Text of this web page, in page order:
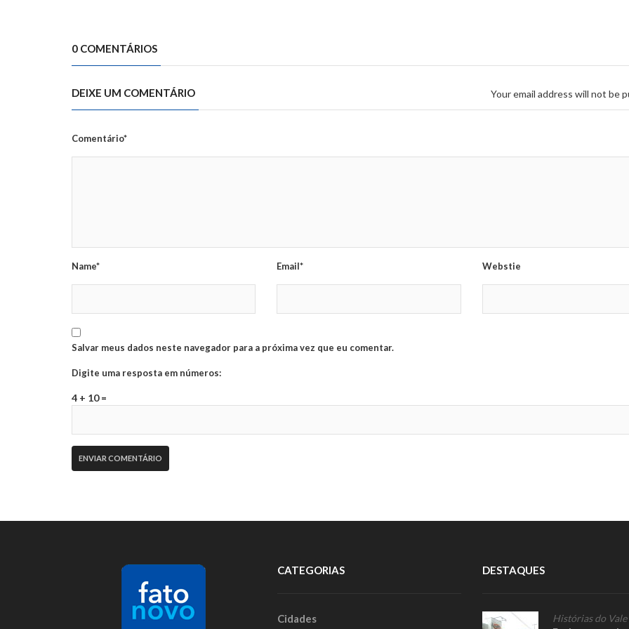
0 COMENTÁRIOS
DEIXE UM COMENTÁRIO Your email address will not be
Comentário*
Name* Email* Webstie
Salvar meus dados neste navegador para a próxima vez que eu comentar.
Digite uma resposta em números:
4 + 10 =
CATEGORIAS
Cidades
DESTAQUES
Histórias do Vale